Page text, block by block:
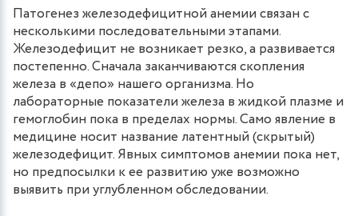
Патогенез железодефицитной анемии связан с
несколькими последовательными этапами.
Железодефицит не возникает резко, а развивается
постепенно. Сначала заканчиваются скопления
железа в «депо» нашего организма. Но
лабораторные показатели железа в жидкой плазме и
гемоглобин пока в пределах нормы. Само явление в
медицине носит название латентный (скрытый)
железодефицит. Явных симптомов анемии пока нет,
но предпосылки к ее развитию уже возможно
выявить при углубленном обследовании.